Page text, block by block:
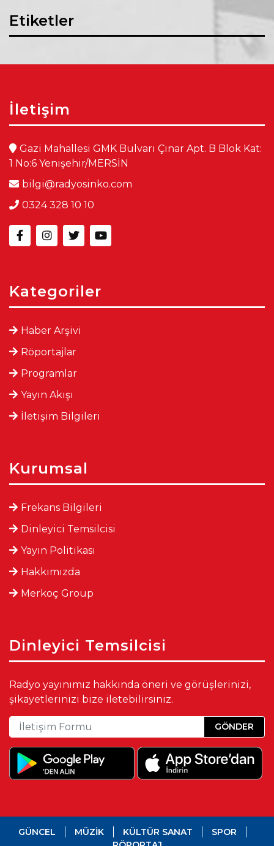
Etiketler
İletişim
Gazi Mahallesi GMK Bulvarı Çınar Apt. B Blok Kat:
1 No:6 Yenişehir/MERSİN
bilgi@radyosinko.com
0324 328 10 10
Kategoriler
Haber Arşivi
Röportajlar
Programlar
Yayın Akışı
İletişim Bilgileri
Kurumsal
Frekans Bilgileri
Dinleyici Temsilcisi
Yayın Politikası
Hakkımızda
Merkoç Group
Dinleyici Temsilcisi
Radyo yayınımız hakkında öneri ve görüşlerinizi,
şikayetlerinizi bize iletebilirsiniz.
GÖNDER
GÜNCEL MÜZİK KÜLTÜR SANAT
SPOR